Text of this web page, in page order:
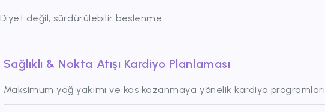
Diyet değil, sürdürülebilir beslenme
Sağlıklı & Nokta Atışı Kardiyo Planlaması
Maksimum yağ yakımı ve kas kazanmaya yönelik kardiyo programları